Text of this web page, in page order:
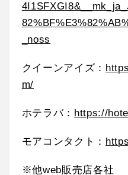
_noss
クイーンアイズ：
m/
ホテラバ： https://
モアコンタクト：
※他web販売店各社